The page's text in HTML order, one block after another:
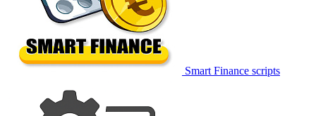
Smart Finance scripts